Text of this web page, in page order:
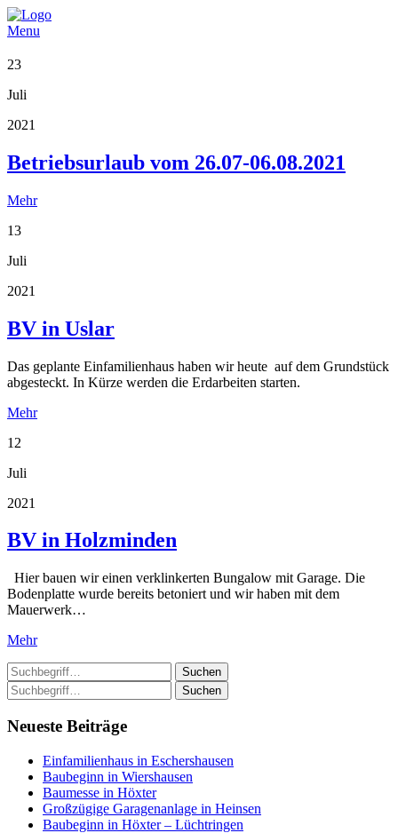
Menu
23
Juli
2021
Betriebsurlaub vom 26.07-06.08.2021
Mehr
13
Juli
2021
BV in Uslar
Das geplante Einfamilienhaus haben wir heute auf dem Grundstück
abgesteckt. In Kürze werden die Erdarbeiten starten.
Mehr
12
Juli
2021
BV in Holzminden
Hier bauen wir einen verklinkerten Bungalow mit Garage. Die
Bodenplatte wurde bereits betoniert und wir haben mit dem
Mauerwerk…
Mehr
Suchen
Suchen
Neueste Beiträge
Einfamilienhaus in Eschershausen
Baubeginn in Wiershausen
Baumesse in Höxter
Großzügige Garagenanlage in Heinsen
Baubeginn in Höxter – Lüchtringen